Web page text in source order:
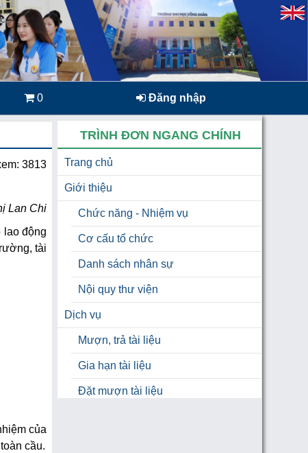
0 Đăng nhập
3813
Lan Chi
lao động
tài
của
cầu.
TRÌNH ĐƠN NGANG CHÍNH
Trang chủ
Giới thiệu
Chức năng - Nhiệm vụ
Cơ cấu tổ chức
Danh sách nhân sự
Nội quy thư viện
Dịch vụ
Mượn, trả tài liệu
Gia hạn tài liệu
Đặt mượn tài liệu